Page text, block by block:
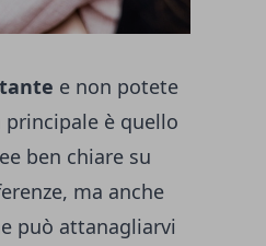
e non potete
principale è quello
ben chiare su
ma anche
può attanagliarvi